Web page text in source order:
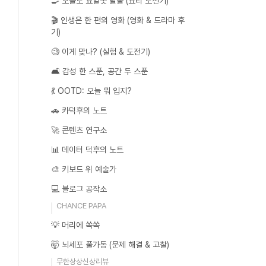
🎬 인생은 한 편의 영화 (영화 & 드라마 후
기)
🧐 이게 맞나? (실험 & 도전기)
🛋️ 감성 한 스푼, 공간 두 스푼
💃 OOTD: 오늘 뭐 입지?
🚗 카덕후의 노트
🚀 콘텐츠 연구소
📊 데이터 덕후의 노트
🎨 키보드 위 예술가
💻 블로그 공작소
CHANCE PAPA
💡 머리에 쏙쏙
🤯 뇌세포 풀가동 (문제 해결 & 고찰)
무한상상신상리뷰